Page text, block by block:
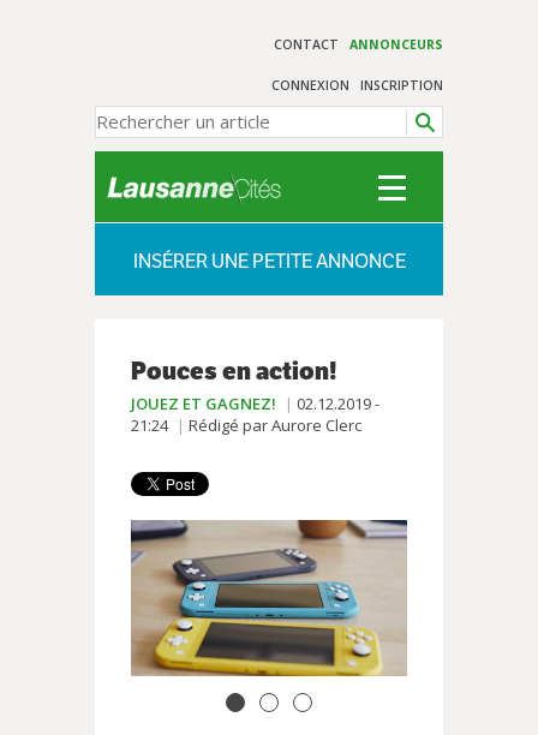
CONTACT ANNONCEURS
CONNEXION INSCRIPTION
INSÉRER UNE PETITE ANNONCE
Pouces en action!
JOUEZ ET GAGNEZ!
02.12.2019 -
21:24
Rédigé par Aurore Clerc